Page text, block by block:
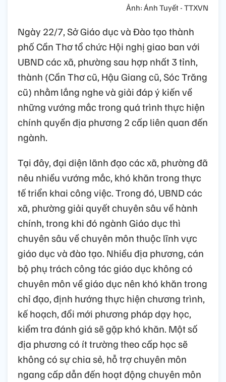
Ảnh: Ánh Tuyết - TTXVN
Ngày 22/7, Sở Giáo dục và Đào tạo thành
phố Cần Thơ tổ chức Hội nghị giao ban với
UBND các xã, phường sau hợp nhất 3 tỉnh,
thành (Cần Thơ cũ, Hậu Giang cũ, Sóc Trăng
cũ) nhằm lắng nghe và giải đáp ý kiến về
những vướng mắc trong quá trình thực hiện
chính quyền địa phương 2 cấp liên quan đến
ngành.
Tại đây, đại diện lãnh đạo các xã, phường đã
nêu nhiều vướng mắc, khó khăn trong thực
tế triển khai công việc. Trong đó, UBND các
xã, phường giải quyết chuyên sâu về hành
chính, trong khi đó ngành Giáo dục thì
chuyên sâu về chuyên môn thuộc lĩnh vực
giáo dục và đào tạo. Nhiều địa phương, cán
bộ phụ trách công tác giáo dục không có
chuyên môn về giáo dục nên khó khăn trong
chỉ đạo, định hướng thực hiện chương trình,
kế hoạch, đổi mới phương pháp dạy học,
kiểm tra đánh giá sẽ gặp khó khăn. Một số
địa phương có ít trường theo cấp học sẽ
không có sự chia sẻ, hỗ trợ chuyên môn
ngang cấp dẫn đến hoạt động chuyên môn